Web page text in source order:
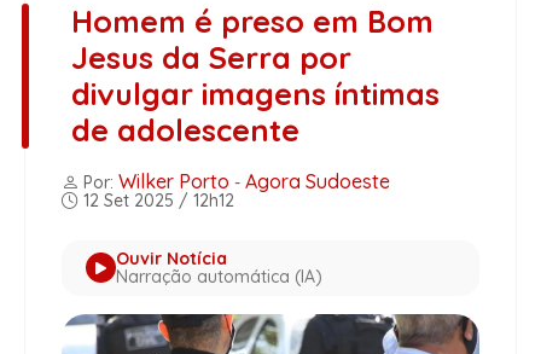
Homem é preso em Bom
Jesus da Serra por
divulgar imagens íntimas
de adolescente
Por: Wilker Porto - Agora Sudoeste
12 Set 2025 / 12h12
Ouvir Notícia
Narração automática (IA)